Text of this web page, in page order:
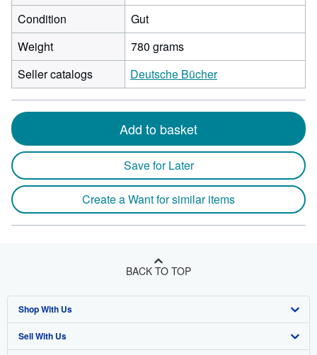
Condition
Gut
Weight
780 grams
Seller catalogs
Deutsche Bücher
Add to basket
Save for Later
Create a Want for similar items
BACK TO TOP
Shop With Us
Advanced Search
Sell With Us